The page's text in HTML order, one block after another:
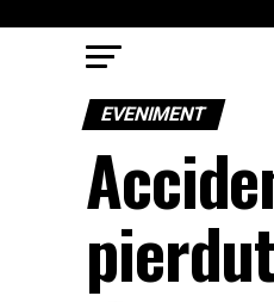
EVENIMENT